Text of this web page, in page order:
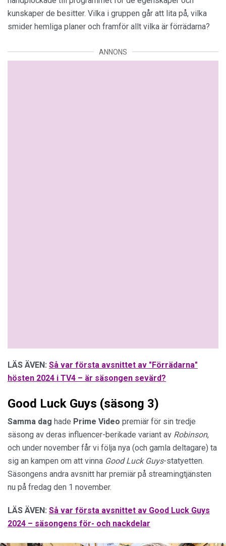
kunskaper de besitter. Vilka i gruppen går att lita på, vilka
smider hemliga planer och framför allt vilka är förrädarna?
ANNONS
LÄS ÄVEN: Så var första avsnittet av "Förrädarna"
hösten 2024 i TV4 – är säsongen sevärd?
Good Luck Guys (säsong 3)
Samma dag hade Prime Video premiär för sin tredje
säsong av deras influencer-berikade variant av Robinson,
och under november får vi följa nya (och gamla deltagare) ta
sig an kampen om att vinna Good Luck Guys-statyetten.
Säsongens andra avsnitt har premiär på streamingtjänsten
nu på fredag den 1 november.
LÄS ÄVEN: Så var första avsnittet av Good Luck Guys
2024 – säsongens för- och nackdelar